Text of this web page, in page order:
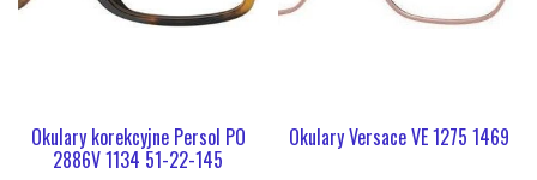
Okulary korekcyjne Persol PO
2886V 1134 51-22-145
Okulary Versace VE 1275 1469